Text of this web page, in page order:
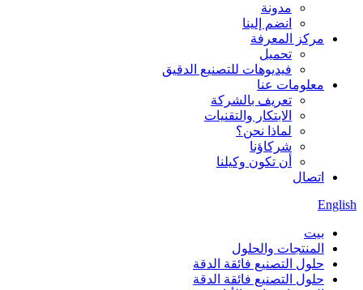
مدونة
انضم إلينا
مركز المعرفة
تحميل
فيديوهات للتصنيع الدقيق
معلومات عنا
تعريف بالشركة
الابتكار والتقنيات
لماذا نحن؟
شركاؤنا
أن تكون وكيلنا
اتصال
English
بيت
المنتجات والحلول
حلول التصنيع فائقة الدقة
حلول التصنيع فائقة الدقة